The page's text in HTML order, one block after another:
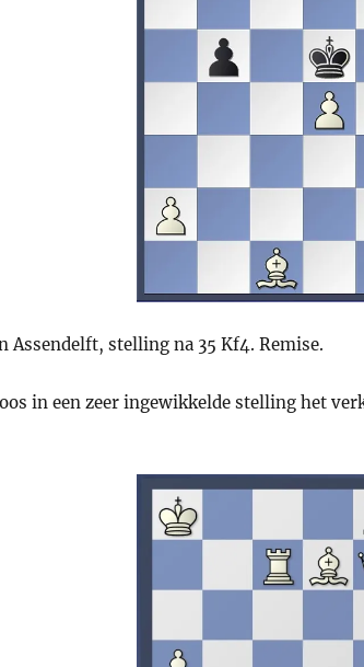
Assendelft, stelling na 35 Kf4. Remise.
in een zeer ingewikkelde stelling het